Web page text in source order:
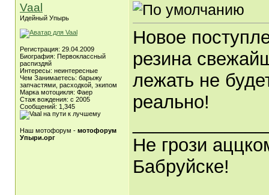
Vaal
Идейный Упырь
Регистрация: 29.04.2009
Биография: Первоклассный
распиздяй
Интересы: неинтересные
Чем Занимаетесь: барыжу
запчастями, расходкой, экипом
Марка мотоцикля: Фаер
Стаж вождения: с 2005
Сообщений: 1,345
Наш мотофорум - мотофорум
Упыри.орг
Новое
резина
лежать не
реально!
Не грози
Бабруйске!